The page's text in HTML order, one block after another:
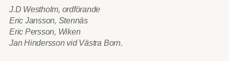
J.D Westholm, ordförande
Eric Jansson, Stennäs
Eric Persson, Wiken
Jan Hindersson vid Västra Born.